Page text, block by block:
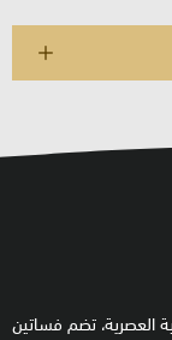
العصرية، تضم فساتين